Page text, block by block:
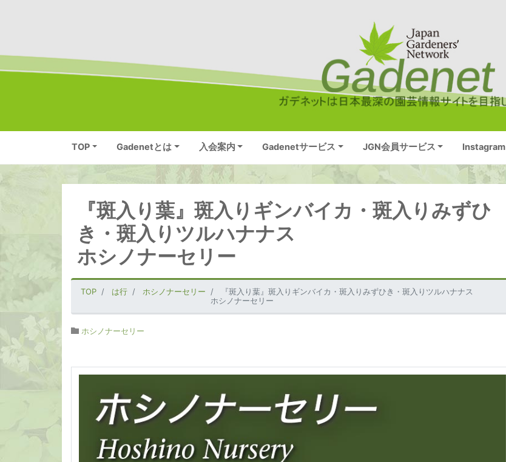
TOP Gadenetとは 入会案内 Gadenetサービス JGN会員サービス Instagram
『斑入り葉』斑入りギンバイカ・斑入りみずひ
き・斑入りツルハナナス
ホシノナーセリー
TOP は行 ホシノナーセリー
『斑入り葉』斑入りギンバイカ・斑入りみずひき・斑入りツルハナナス
ホシノナーセリー
ホシノナーセリー